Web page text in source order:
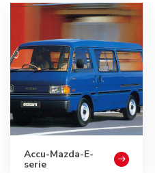
Accu-Mazda-E-
serie